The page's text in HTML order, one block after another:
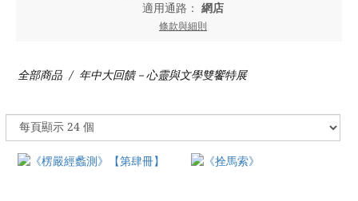
適用通路： 網店
條款與細則
全部商品 年中大回饋－心靈與文學雙饗特展